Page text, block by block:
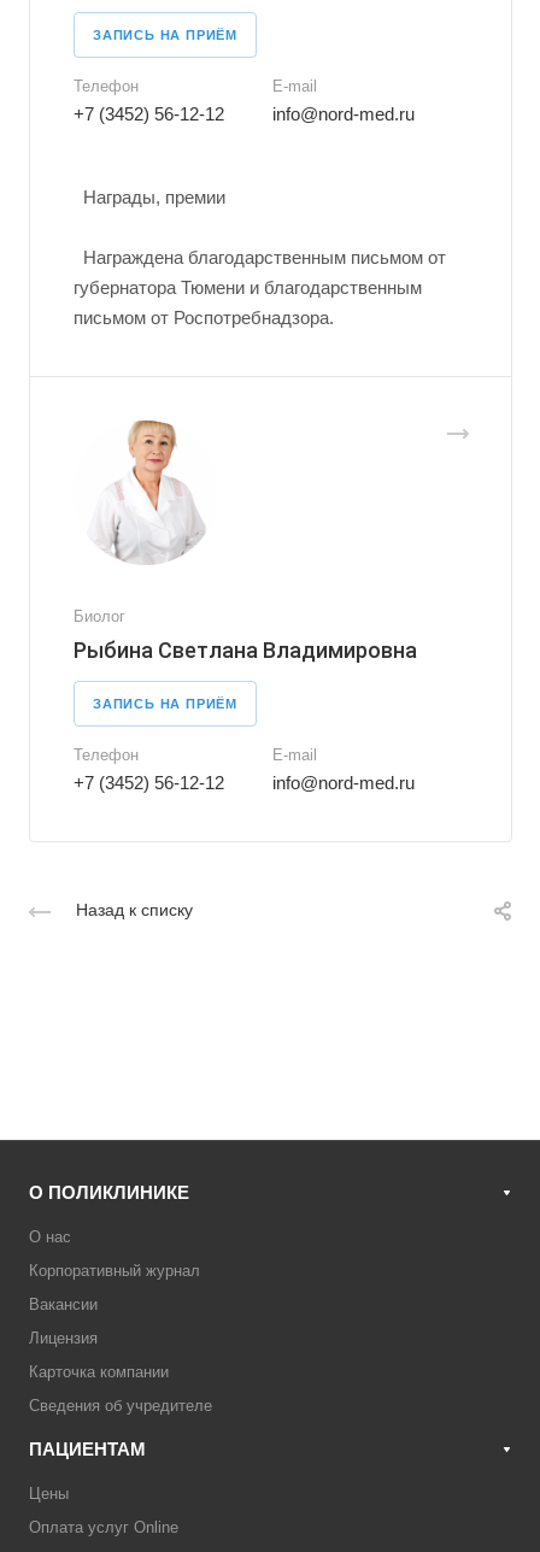
ЗАПИСЬ НА ПРИЁМ
Телефон
+7 (3452) 56-12-12
E-mail
info@nord-med.ru
Награды, премии
Награждена благодарственным письмом от
губернатора Тюмени и благодарственным
письмом от Роспотребнадзора.
Биолог
Рыбина Светлана Владимировна
ЗАПИСЬ НА ПРИЁМ
Телефон
+7 (3452) 56-12-12
E-mail
info@nord-med.ru
Назад к списку
О ПОЛИКЛИНИКЕ
О нас
Корпоративный журнал
Вакансии
Лицензия
Карточка компании
Сведения об учредителе
ПАЦИЕНТАМ
Цены
Оплата услуг Online